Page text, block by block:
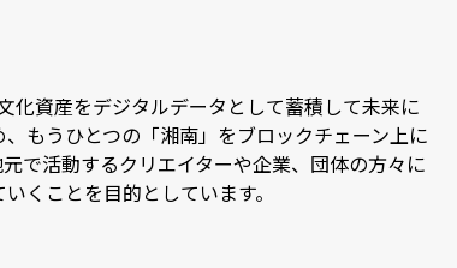
化資産をデジタルデータとして蓄積して未来に
もうひとつの「湘南」をブロックチェーン上に
で活動するクリエイターや企業、団体の方々に
くことを目的としています。